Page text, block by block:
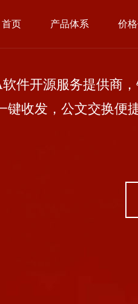
首页 产品体系 价
开源服务提供商，
键收发，公文交换便